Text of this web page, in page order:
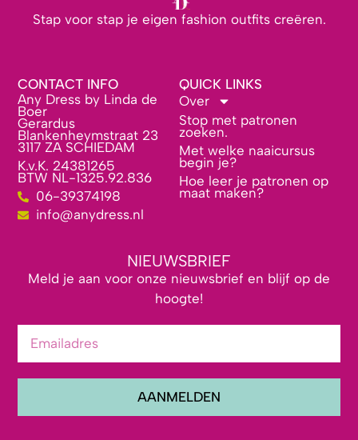
Stap voor stap je eigen fashion outfits creëren.
CONTACT INFO
Any Dress by Linda de
Boer
Gerardus
Blankenheymstraat 23
3117 ZA SCHIEDAM
K.v.K. 24381265
BTW NL-1325.92.836
06-39374198
info@anydress.nl
QUICK LINKS
Over
Stop met patronen
zoeken.
Met welke naaicursus
begin je?
Hoe leer je patronen op
maat maken?
NIEUWSBRIEF
Meld je aan voor onze nieuwsbrief en blijf op de
hoogte!
AANMELDEN